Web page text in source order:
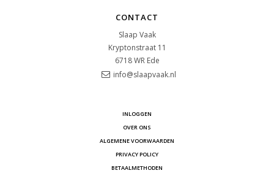
CONTACT
Slaap Vaak
Kryptonstraat 11
6718 WR Ede
info@slaapvaak.nl
INLOGGEN
OVER ONS
ALGEMENE VOORWAARDEN
PRIVACY POLICY
BETAALMETHODEN